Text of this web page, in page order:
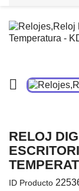

RELOJ
ID Producto